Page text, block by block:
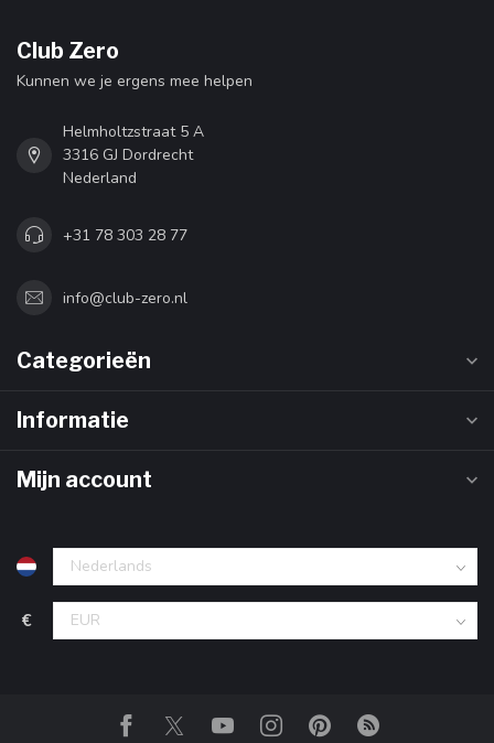
Club Zero
Kunnen we je ergens mee helpen
Helmholtzstraat 5 A
3316 GJ Dordrecht
Nederland
+31 78 303 28 77
info@club-zero.nl
Categorieën
Informatie
Mijn account
€